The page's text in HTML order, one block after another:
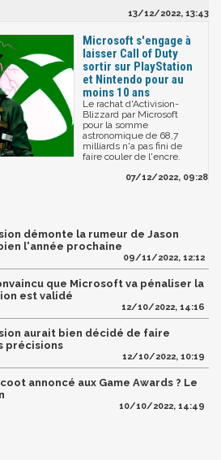
13/12/2022, 13:43
Microsoft s'engage à
laisser Call of Duty
sortir sur PlayStation
et Nintendo pour au
moins 10 ans
Le rachat d'Activision-
Blizzard par Microsoft
pour la somme
astronomique de 68,7
milliards n'a pas fini de
faire couler de l'encre.
07/12/2022, 09:28
démonte la rumeur de Jason
l'année prochaine
09/11/2022, 12:12
que Microsoft va pénaliser la
est validé
12/10/2022, 14:16
aurait bien décidé de faire
précisions
12/10/2022, 10:19
annoncé aux Game Awards ? Le
10/10/2022, 14:49